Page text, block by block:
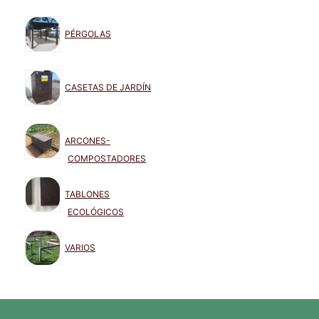
PÉRGOLAS
CASETAS DE JARDÍN
ARCONES-
COMPOSTADORES
TABLONES
ECOLÓGICOS
VARIOS